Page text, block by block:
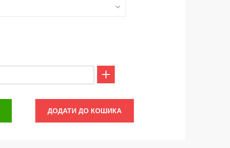
ДОДАТИ ДО КОШИКА